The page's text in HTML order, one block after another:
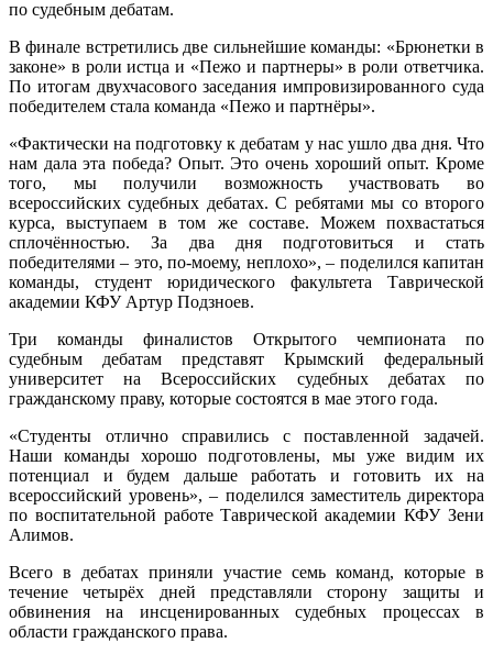
по судебным дебатам.
В финале встретились две сильнейшие команды: «Брюнетки в
законе» в роли истца и «Пежо и партнеры» в роли ответчика.
По итогам двухчасового заседания импровизированного суда
победителем стала команда «Пежо и партнёры».
«Фактически на подготовку к дебатам у нас ушло два дня. Что
нам дала эта победа? Опыт. Это очень хороший опыт. Кроме
того, мы получили возможность участвовать во
всероссийских судебных дебатах. С ребятами мы со второго
курса, выступаем в том же составе. Можем похвастаться
сплочённостью. За два дня подготовиться и стать
победителями – это, по-моему, неплохо», – поделился капитан
команды, студент юридического факультета Таврической
академии КФУ Артур Подзноев.
Три команды финалистов Открытого чемпионата по
судебным дебатам представят Крымский федеральный
университет на Всероссийских судебных дебатах по
гражданскому праву, которые состоятся в мае этого года.
«Студенты отлично справились с поставленной задачей.
Наши команды хорошо подготовлены, мы уже видим их
потенциал и будем дальше работать и готовить их на
всероссийский уровень», – поделился заместитель директора
по воспитательной работе Таврической академии КФУ Зени
Алимов.
Всего в дебатах приняли участие семь команд, которые в
течение четырёх дней представляли сторону защиты и
обвинения на инсценированных судебных процессах в
области гражданского права.